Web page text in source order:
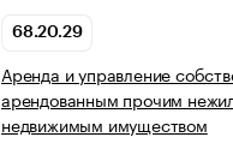
68.20.29
Аренда и управление
арендованным прочим
недвижимым имуществом